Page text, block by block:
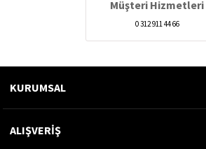
Müşteri Hizmetleri
0 312 911 44 66
KURUMSAL
ALIŞVERİŞ